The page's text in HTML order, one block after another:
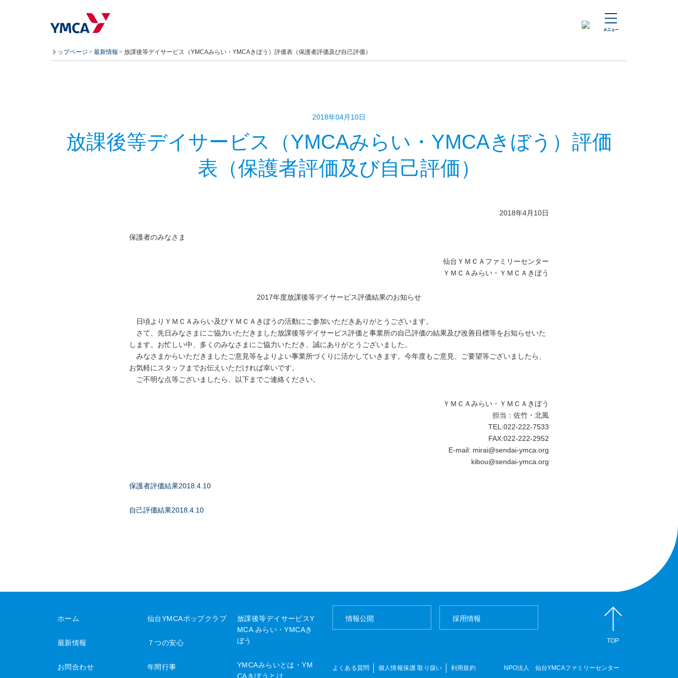
トップページ 最新情報 放課後等デイサービス（YMCAみらい・YMCAきぼう）評価表（保護者評価及び自己評価）
2018年04月10日
放課後等デイサービス（YMCAみらい・YMCAきぼう）評価
表（保護者評価及び自己評価）
2018年4月10日
保護者のみなさま
仙台ＹＭＣＡファミリーセンター
ＹＭＣＡみらい・ＹＭＣＡきぼう
2017年度放課後等デイサービス評価結果のお知らせ
日頃よりＹＭＣＡみらい及びＹＭＣＡきぼうの活動にご参加いただきありがとうございます。
さて、先日みなさまにご協力いただきました放課後等デイサービス評価と事業所の自己評価の結果及び改善目標等をお知らせいた
します。お忙しい中、多くのみなさまにご協力いただき、誠にありがとうございました。
みなさまからいただきましたご意見等をよりよい事業所づくりに活かしていきます。今年度もご意見、ご要望等ございましたら、
お気軽にスタッフまでお伝えいただければ幸いです。
ご不明な点等ございましたら、以下までご連絡ください。
ＹＭＣＡみらい・ＹＭＣＡきぼう
担当：佐竹・北風
TEL:022-222-7533
FAX:022-222-2952
E-mail: mirai@sendai-ymca.org
kibou@sendai-ymca.org
保護者評価結果2018.4.10
自己評価結果2018.4.10
ホーム
最新情報
お問合わせ
仙台YMCAポップクラブ
７つの安心
年間行事
放課後等デイサービスY
MCA みらい・YMCAき
ぼう
YMCAみらいとは・YM
CAきぼうとは
情報公開 採用情報
よくある質問 個人情報保護 取り扱い 利用規約 NPO法人 仙台YMCAファミリーセンター
TOP